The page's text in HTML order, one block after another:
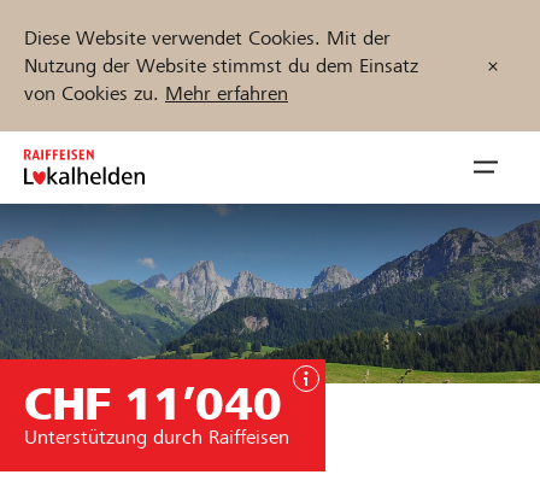
Diese Website verwendet Cookies. Mit der
Nutzung der Website stimmst du dem Einsatz
von Cookies zu. Mehr erfahren
Zum
Inhalt
springen
öffnen
Unterstützen
Projekte und Organisationen finden
Jetzt starten
CHF 11’040
Unterstützung durch Raiffeisen